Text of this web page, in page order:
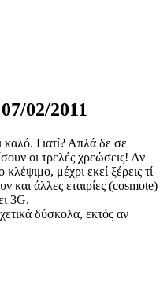
07/02/2011
καλό. Γιατί? Απλά δε σε
οι τρελές χρεώσεις! Αν
μέχρι εκεί ξέρεις τί
και άλλες εταιρίες (cosmote)
3G.
δύσκολα, εκτός αν